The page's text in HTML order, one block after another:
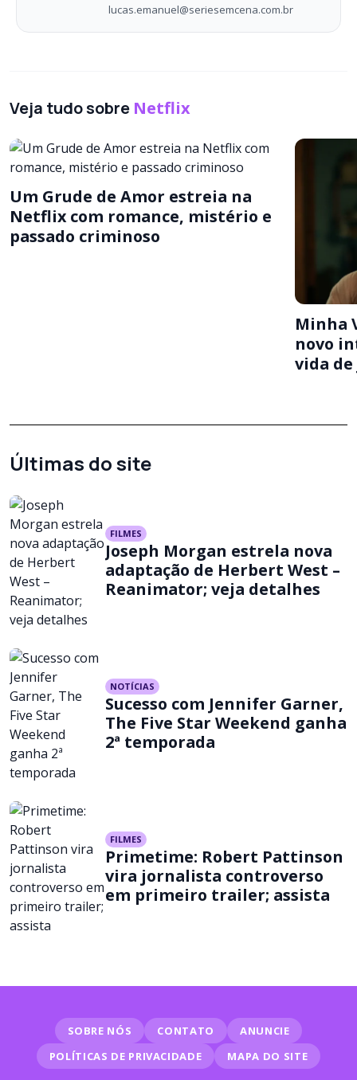
lucas.emanuel@seriesemcena.com.br
Veja tudo sobre Netflix
Um Grude de Amor estreia na
Netflix com romance, mistério e
passado criminoso
Minha
novo
vida de
Últimas do site
FILMES
Joseph Morgan estrela nova
adaptação de Herbert West –
Reanimator; veja detalhes
NOTÍCIAS
Sucesso com Jennifer Garner,
The Five Star Weekend ganha
2ª temporada
FILMES
Primetime: Robert Pattinson
vira jornalista controverso
em primeiro trailer; assista
SOBRE NÓS CONTATO
ANUNCIE
POLÍTICAS DE PRIVACIDADE
MAPA DO SITE